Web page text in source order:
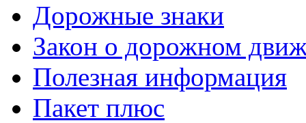
Дорожные знаки
Закон о дорожном
Полезная информация
Пакет плюс